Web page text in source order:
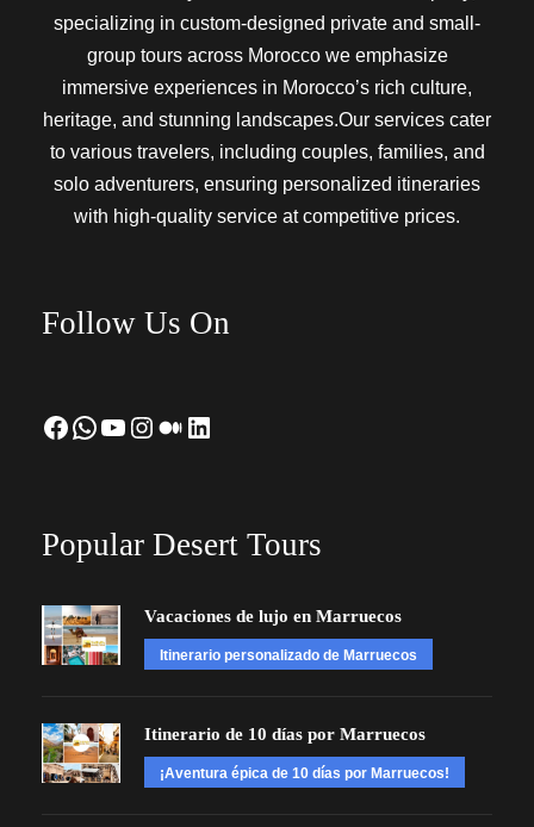
specializing in custom-designed private and small-
group tours across Morocco we emphasize
immersive experiences in Morocco’s rich culture,
heritage, and stunning landscapes.Our services cater
to various travelers, including couples, families, and
solo adventurers, ensuring personalized itineraries
with high-quality service at competitive prices.
Follow Us On
Facebook WhatsApp YouTube Instagram Medium LinkedIn
Popular Desert Tours
Vacaciones de lujo en Marruecos
Itinerario personalizado de Marruecos
Itinerario de 10 días por Marruecos
¡Aventura épica de 10 días por Marruecos!